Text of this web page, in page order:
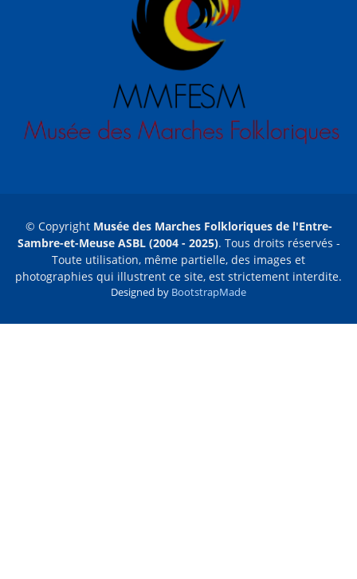
© Copyright Musée des Marches Folkloriques de l'Entre-
Sambre-et-Meuse ASBL (2004 - 2025). Tous droits réservés -
Toute utilisation, même partielle, des images et
photographies qui illustrent ce site, est strictement interdite.
Designed by BootstrapMade